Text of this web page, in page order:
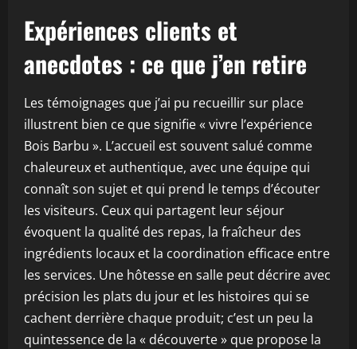
Expériences clients et
anecdotes : ce que j’en retire
Les témoignages que j’ai pu recueillir sur place
illustrent bien ce que signifie « vivre l’expérience
Bois Barbu ». L’accueil est souvent salué comme
chaleureux et authentique, avec une équipe qui
connaît son sujet et qui prend le temps d’écouter
les visiteurs. Ceux qui partagent leur séjour
évoquent la qualité des repas, la fraîcheur des
ingrédients locaux et la coordination efficace entre
les services. Une hôtesse en salle peut décrire avec
précision les plats du jour et les histoires qui se
cachent derrière chaque produit; c’est un peu la
quintessence de la « découverte » que propose la